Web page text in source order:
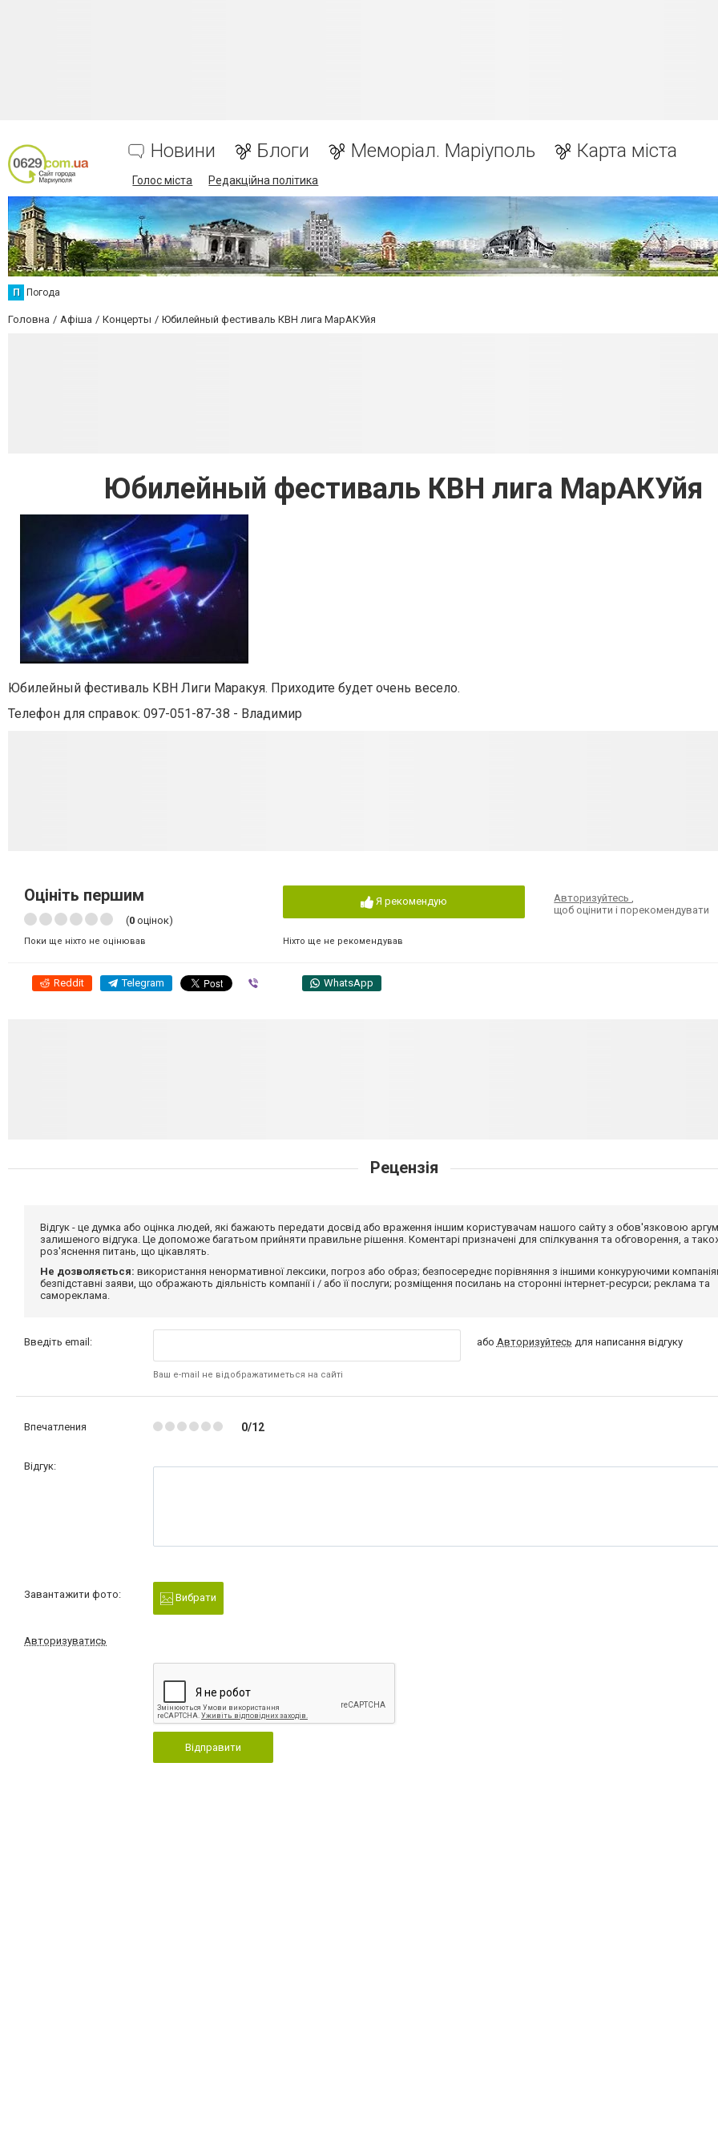
Новини Блоги Меморіал. Маріуполь Карта міста
Голос міста Редакційна політика
П Погода
Головна Афіша Концерты Юбилейный фестиваль КВН лига МарАКУйя
Юбилейный фестиваль КВН лига МарАКУйя
Юбилейный фестиваль КВН Лиги Маракуя. Приходите будет очень весело.
Телефон для справок: 097-051-87-38 - Владимир
Оцініть першим
(0 оцінок)
Поки ще ніхто не оцінював
Я рекомендую
Ніхто ще не рекомендував
Авторизуйтесь,
щоб оцінити і порекомендувати
Reddit Telegram WhatsApp
Рецензія
Відгук - це думка або оцінка людей, які бажають передати досвід або враження іншим користувачам нашого сайту з обов'язковою
залишеного відгука. Це допоможе багатьом прийняти правильне рішення. Коментарі призначені для спілкування та обговорення, а
роз'яснення питань, що цікавлять.
Не дозволяється: використання ненормативної лексики, погроз або образ; безпосереднє порівняння з іншими конкуруючими
безпідставні заяви, що ображають діяльність компанії і / або її послуги; розміщення посилань на сторонні інтернет-ресурси; реклама та
самореклама.
Введіть email:
Ваш e-mail не відображатиметься на сайті
або Авторизуйтесь для написання відгуку
Впечатления 0/12
Відгук:
Завантажити фото: Вибрати
Авторизуватись
Відправити